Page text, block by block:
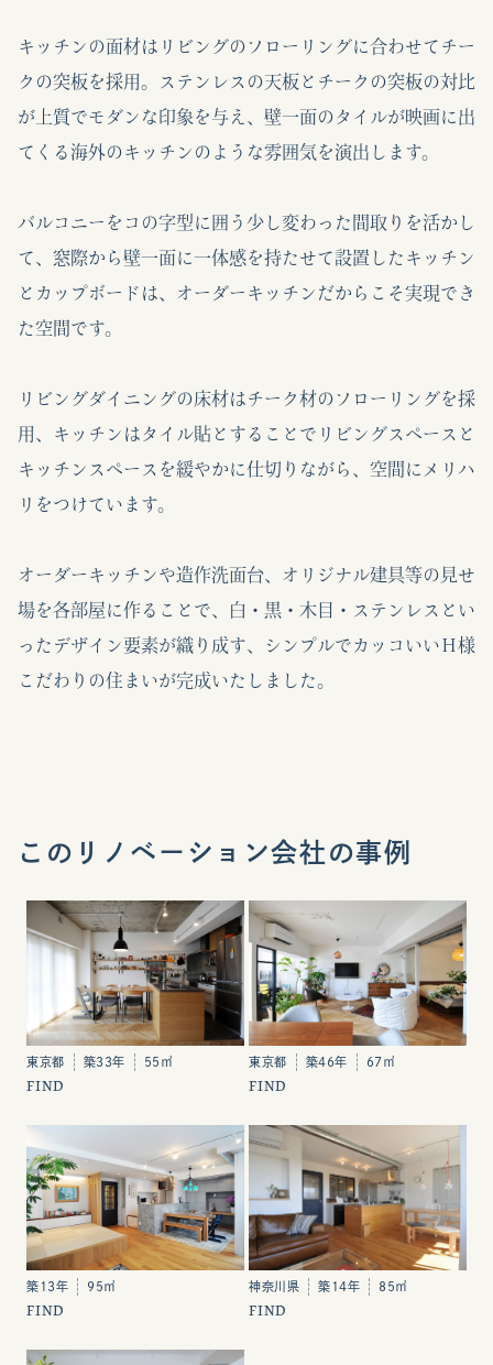
キッチンの面材はリビングのフローリングに合わせてチー
クの突板を採用。ステンレスの天板とチークの突板の対比
が上質でモダンな印象を与え、壁一面のタイルが映画に出
てくる海外のキッチンのような雰囲気を演出します。
バルコニーをコの字型に囲う少し変わった間取りを活かし
て、窓際から壁一面に一体感を持たせて設置したキッチン
とカップボードは、オーダーキッチンだからこそ実現でき
た空間です。
リビングダイニングの床材はチーク材のフローリングを採
用、キッチンはタイル貼とすることでリビングスペースと
キッチンスペースを緩やかに仕切りながら、空間にメリハ
リをつけています。
オーダーキッチンや造作洗面台、オリジナル建具等の見せ
場を各部屋に作ることで、白・黒・木目・ステンレスとい
ったデザイン要素が織り成す、シンプルでカッコいいＨ様
こだわりの住まいが完成いたしました。
このリノベーション会社の事例
東京都 築33年 55㎡
FIND
東京都 築46年 67㎡
FIND
築13年 95㎡
FIND
神奈川県 築14年 85㎡
FIND